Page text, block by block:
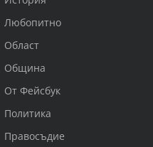
Любопитно
Област
Община
От Фейсбук
Политика
Правосъдие